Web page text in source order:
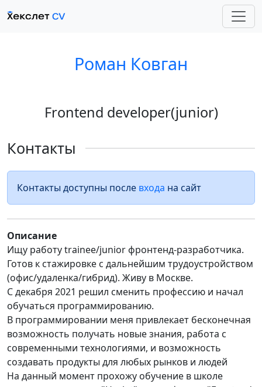
Роман Ковган
Frontend developer(junior)
Контакты
Контакты доступны после входа на сайт
Описание
Ищу работу trainee/junior фронтенд-разработчика.
Готов к стажировке с дальнейшим трудоустройством
(офис/удаленка/гибрид). Живу в Москве.
С декабря 2021 решил сменить профессию и начал
обучаться программированию.
В программировании меня привлекает бесконечная
возможность получать новые знания, работа с
современными технологиями, и возможность
создавать продукты для любых рынков и людей
На данный момент прохожу обучение в школе